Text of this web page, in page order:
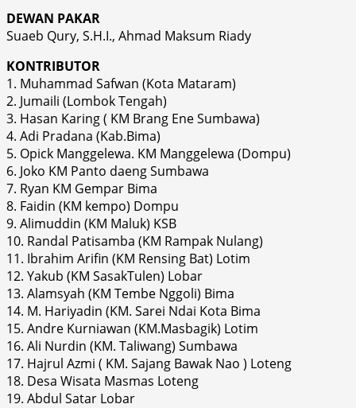
DEWAN PAKAR
Suaeb Qury, S.H.I., Ahmad Maksum Riady
KONTRIBUTOR
1. Muhammad Safwan (Kota Mataram)
2. Jumaili (Lombok Tengah)
3. Hasan Karing ( KM Brang Ene Sumbawa)
4. Adi Pradana (Kab.Bima)
5. Opick Manggelewa. KM Manggelewa (Dompu)
6. Joko KM Panto daeng Sumbawa
7. Ryan KM Gempar Bima
8. Faidin (KM kempo) Dompu
9. Alimuddin (KM Maluk) KSB
10. Randal Patisamba (KM Rampak Nulang)
11. Ibrahim Arifin (KM Rensing Bat) Lotim
12. Yakub (KM SasakTulen) Lobar
13. Alamsyah (KM Tembe Nggoli) Bima
14. M. Hariyadin (KM. Sarei Ndai Kota Bima
15. Andre Kurniawan (KM.Masbagik) Lotim
16. Ali Nurdin (KM. Taliwang) Sumbawa
17. Hajrul Azmi ( KM. Sajang Bawak Nao ) Loteng
18. Desa Wisata Masmas Loteng
19. Abdul Satar Lobar